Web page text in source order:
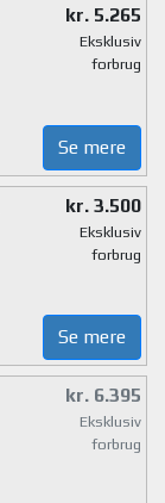
kr. 5.265
Eksklusiv
forbrug
Se mere
kr. 3.500
Eksklusiv
forbrug
Se mere
kr. 6.395
Eksklusiv
forbrug